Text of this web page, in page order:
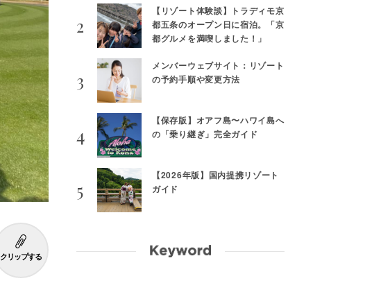
クリップする
【リゾート体験談】トラディモ京
都五条のオープン日に宿泊。「京
都グルメを満喫しました！」
メンバーウェブサイト：リゾート
の予約手順や変更方法
【保存版】オアフ島〜ハワイ島へ
の「乗り継ぎ」完全ガイド
【2026年版】国内提携リゾート
ガイド